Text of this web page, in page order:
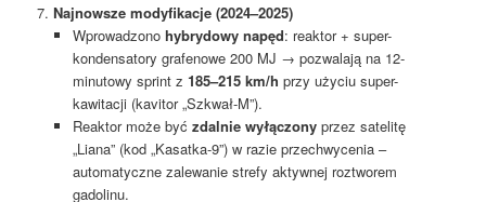
7.Najnowsze modyfikacje (2024–2025)
Wprowadzono hybrydowy napęd: reaktor + super-
kondensatory grafenowe 200 MJ → pozwalają na 12-
minutowy sprint z 185–215 km/h przy użyciu super-
kawitacji (kavitor „Szkwał-M”).
Reaktor może być zdalnie wyłączonyprzez satelitę
„Liana” (kod „Kasatka-9”) w razie przechwycenia –
automatyczne zalewanie strefy aktywnej roztworem
gadolinu.